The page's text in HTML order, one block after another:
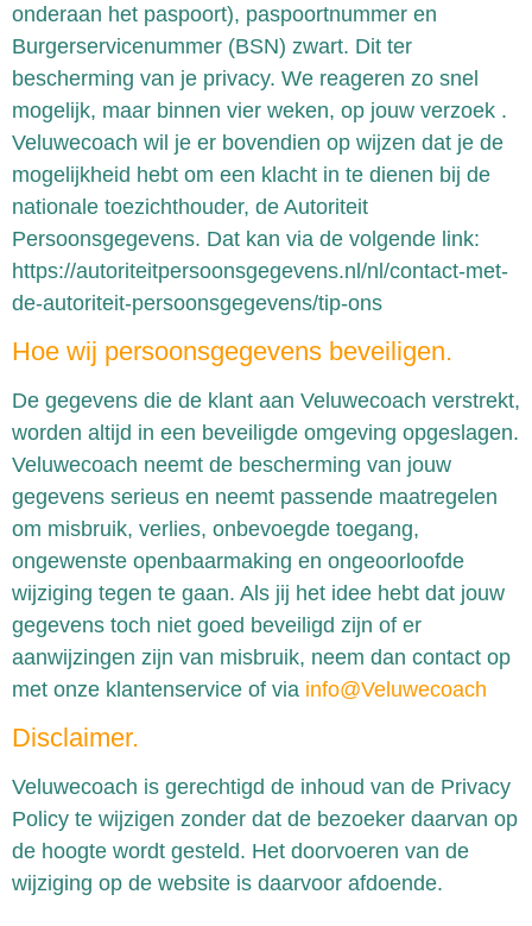
onderaan het paspoort), paspoortnummer en
Burgerservicenummer (BSN) zwart. Dit ter
bescherming van je privacy. We reageren zo snel
mogelijk, maar binnen vier weken, op jouw verzoek .
Veluwecoach wil je er bovendien op wijzen dat je de
mogelijkheid hebt om een klacht in te dienen bij de
nationale toezichthouder, de Autoriteit
Persoonsgegevens. Dat kan via de volgende link:
https://autoriteitpersoonsgegevens.nl/nl/contact-met-
de-autoriteit-persoonsgegevens/tip-ons
Hoe wij persoonsgegevens beveiligen.
De gegevens die de klant aan Veluwecoach verstrekt,
worden altijd in een beveiligde omgeving opgeslagen.
Veluwecoach neemt de bescherming van jouw
gegevens serieus en neemt passende maatregelen
om misbruik, verlies, onbevoegde toegang,
ongewenste openbaarmaking en ongeoorloofde
wijziging tegen te gaan. Als jij het idee hebt dat jouw
gegevens toch niet goed beveiligd zijn of er
aanwijzingen zijn van misbruik, neem dan contact op
met onze klantenservice of via info@Veluwecoach
Disclaimer.
Veluwecoach is gerechtigd de inhoud van de Privacy
Policy te wijzigen zonder dat de bezoeker daarvan op
de hoogte wordt gesteld. Het doorvoeren van de
wijziging op de website is daarvoor afdoende.